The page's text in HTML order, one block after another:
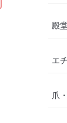
殿
エ
爪